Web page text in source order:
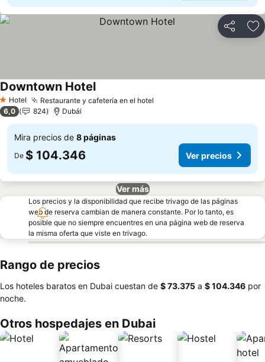
Compartir
1 Estrellas
Hotel Restaurante y cafetería en el hotel
Downtown HotelVer precios
6,0 824 Dubái
Mira precios de 8 páginas
De $ 104.346 Ver precios
Ver más
Los precios y la disponibilidad que recibe trivago de las páginas
web de reserva cambian de manera constante. Por lo tanto, es
posible que no siempre encuentres en una página web de reserva
la misma oferta que viste en trivago.
Rango de precios
Los hoteles baratos en Dubai cuestan de ‎$ 73.375 a ‎$ 104.346 por
noche.
Otros hospedajes en Dubai